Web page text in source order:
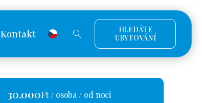
Kontakt
HLEDÁTE
UBYTOVÁNÍ
30.000Ft / osoba / od noci